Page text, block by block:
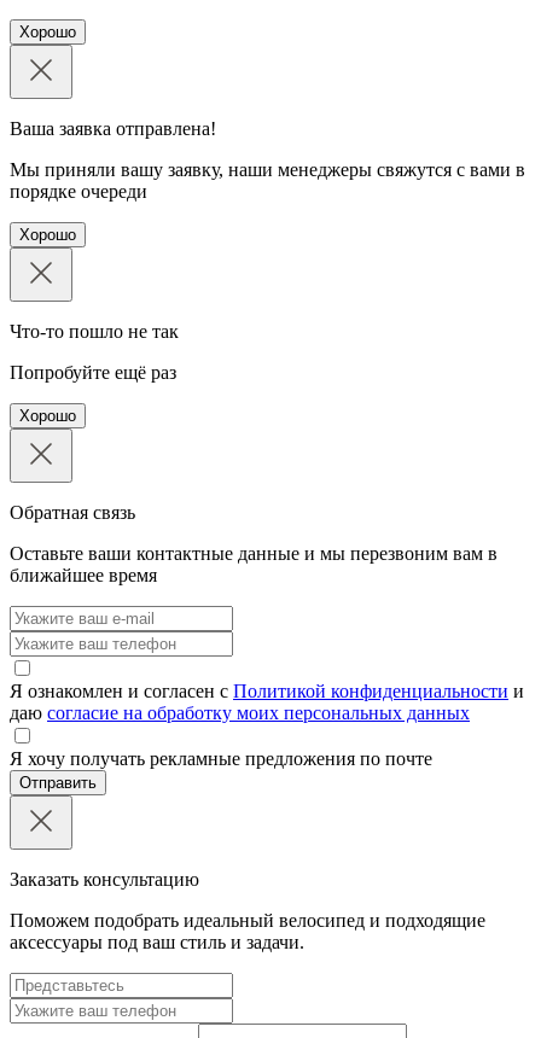
Хорошо
Ваша заявка отправлена!
Мы приняли вашу заявку, наши менеджеры свяжутся с вами в
порядке очереди
Хорошо
Что-то пошло не так
Попробуйте ещё раз
Хорошо
Обратная связь
Оставьте ваши контактные данные и мы перезвоним вам в
ближайшее время
Я ознакомлен и согласен с Политикой конфиденциальности и
даю согласие на обработку моих персональных данных
Я хочу получать рекламные предложения по почте
Отправить
Заказать консультацию
Поможем подобрать идеальный велосипед и подходящие
аксессуары под ваш стиль и задачи.